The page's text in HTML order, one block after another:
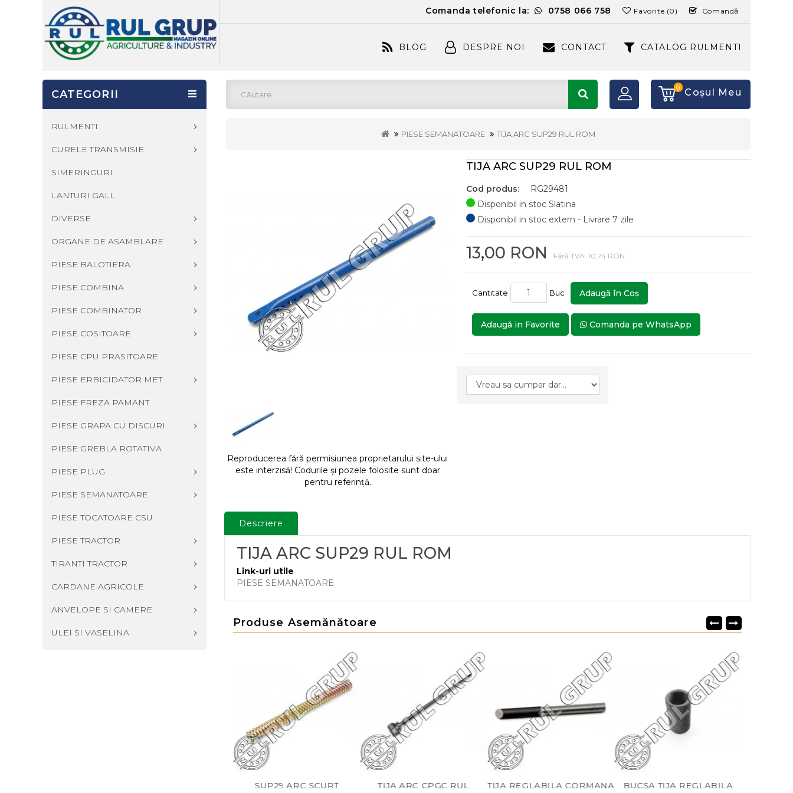
Comanda telefonic la: 0758 066 758 Favorite (0) Comandă
BLOG DESPRE NOI CONTACT CATALOG RULMENTI
0 Coşul Meu
PIESE SEMANATOARE TIJA ARC SUP29 RUL ROM
CATEGORII
RULMENTI
CURELE TRANSMISIE
SIMERINGURI
LANTURI GALL
DIVERSE
ORGANE DE ASAMBLARE
PIESE BALOTIERA
PIESE COMBINA
PIESE COMBINATOR
PIESE COSITOARE
PIESE CPU PRASITOARE
PIESE ERBICIDATOR MET
PIESE FREZA PAMANT
PIESE GRAPA CU DISCURI
PIESE GREBLA ROTATIVA
PIESE PLUG
PIESE SEMANATOARE
PIESE TOCATOARE CSU
PIESE TRACTOR
TIRANTI TRACTOR
CARDANE AGRICOLE
ANVELOPE SI CAMERE
ULEI SI VASELINA
Reproducerea fără permisiunea proprietarului site-ului
este interzisă! Codurile și pozele folosite sunt doar
pentru referință.
TIJA ARC SUP29 RUL ROM
Cod produs:
RG29481
Disponibil in stoc Slatina
Disponibil in stoc extern - Livrare 7 zile
13,00 RON Fără TVA: 10,74 RON
Cantitate Buc Adaugă în Coş
Adaugă in Favorite Comanda pe WhatsApp
Descriere
TIJA ARC SUP29 RUL ROM
Link-uri utile
PIESE SEMANATOARE
Produse Asemănătoare
SUP29 ARC SCURT TIJA ARC CPGC RUL
TIJA REGLABILA CORMANA
BUCSA TIJA REGLABILA
BOLT TIJA